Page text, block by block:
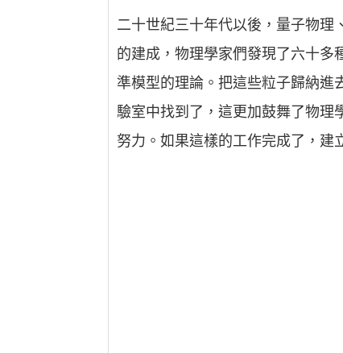
二十世紀三十年代以後，量子物理
的建成，物理學家們發現了六十多
準模型的理論。把這些粒子歸納進
驗室中找到了，這更加鼓舞了物理
努力。如果這樣的工作完成了，建